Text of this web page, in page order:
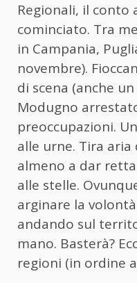
Regionali, il conto
cominciato. Tra
in Campania,
novembre).
di scena (anche
Modugno
preoccupazioni.
alle urne. Tira
almeno a dar
alle stelle.
arginare la
andando sul
mano. Basterà?
regioni (in ordine